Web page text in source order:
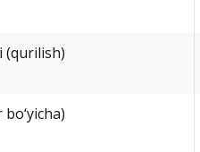
(qurilish)